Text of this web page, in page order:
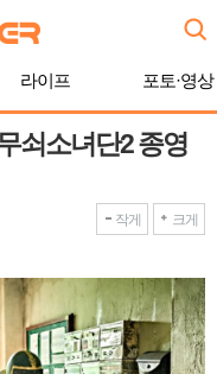
라이프 포토·영상
쇠소녀단2 종영
작게 크게